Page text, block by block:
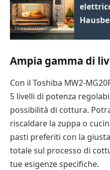
Ampia gamma di
Con il Toshiba MW2-
5 livelli di potenza
possibilità di cottura.
riscaldare la zuppa o
pasti preferiti con la
totale sul processo di
tue esigenze specifiche.